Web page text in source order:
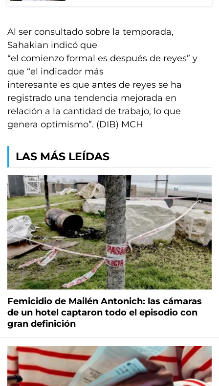
Al ser consultado sobre la temporada,
Sahakian indicó que
“el comienzo formal es después de reyes” y
que “el indicador más
interesante es que antes de reyes se ha
registrado una tendencia mejorada en
relación a la cantidad de trabajo, lo que
genera optimismo”. (DIB) MCH
LAS MÁS LEÍDAS
Femicidio de Mailén Antonich: las cámaras
de un hotel captaron todo el episodio con
gran definición